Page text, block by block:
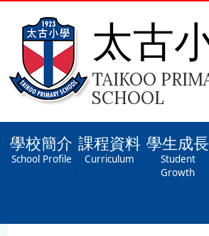
太古
TAIKOO
SCHOOL
學校簡介
School Profile
課程資料
Curriculum
學生成長
Student
Growth